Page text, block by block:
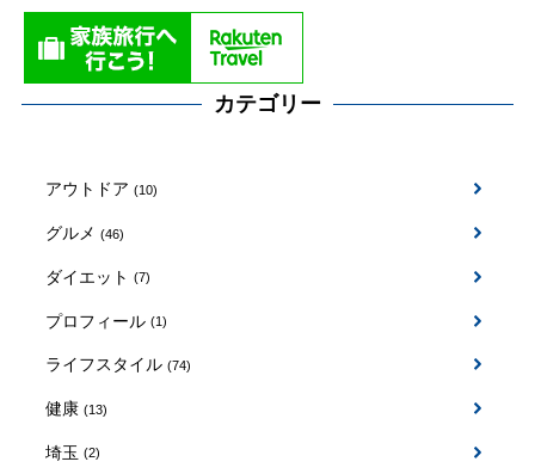
カテゴリー
アウトドア (10)
グルメ (46)
ダイエット (7)
プロフィール (1)
ライフスタイル (74)
健康 (13)
埼玉 (2)